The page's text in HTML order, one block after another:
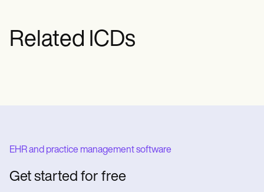
involvere psykotiske træk eller ikke.
Related ICDs
EHR and practice management software
Get started for free